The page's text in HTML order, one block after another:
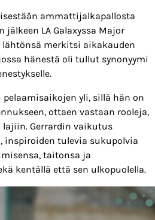
ammattijalkapallosta
jälkeen LA Galaxyssa Major
lähtönsä merkitsi aikakauden
hänestä oli tullut synonyymi
yli, sillä hän on
ottaen vastaan rooleja,
Gerrardin vaikutus
inspiroiden tulevia sukupolvia
taitonsa ja
kentällä että sen ulkopuolella.